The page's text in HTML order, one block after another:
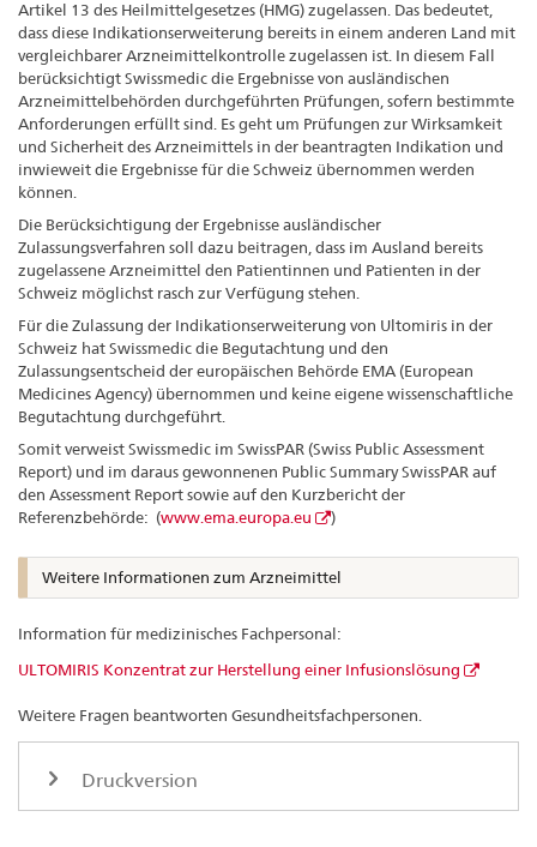
Artikel 13 des Heilmittelgesetzes (HMG) zugelassen. Das bedeutet,
dass diese Indikationserweiterung bereits in einem anderen Land mit
vergleichbarer Arzneimittelkontrolle zugelassen ist. In diesem Fall
berücksichtigt Swissmedic die Ergebnisse von ausländischen
Arzneimittelbehörden durchgeführten Prüfungen, sofern bestimmte
Anforderungen erfüllt sind. Es geht um Prüfungen zur Wirksamkeit
und Sicherheit des Arzneimittels in der beantragten Indikation und
inwieweit die Ergebnisse für die Schweiz übernommen werden
können.
Die Berücksichtigung der Ergebnisse ausländischer
Zulassungsverfahren soll dazu beitragen, dass im Ausland bereits
zugelassene Arzneimittel den Patientinnen und Patienten in der
Schweiz möglichst rasch zur Verfügung stehen.
Für die Zulassung der Indikationserweiterung von Ultomiris in der
Schweiz hat Swissmedic die Begutachtung und den
Zulassungsentscheid der europäischen Behörde EMA (European
Medicines Agency) übernommen und keine eigene wissenschaftliche
Begutachtung durchgeführt.
Somit verweist Swissmedic im SwissPAR (Swiss Public Assessment
Report) und im daraus gewonnenen Public Summary SwissPAR auf
den Assessment Report sowie auf den Kurzbericht der
Referenzbehörde: (www.ema.europa.eu )
Weitere Informationen zum Arzneimittel
Information für medizinisches Fachpersonal:
ULTOMIRIS Konzentrat zur Herstellung einer Infusionslösung
Weitere Fragen beantworten Gesundheitsfachpersonen.
Druckversion